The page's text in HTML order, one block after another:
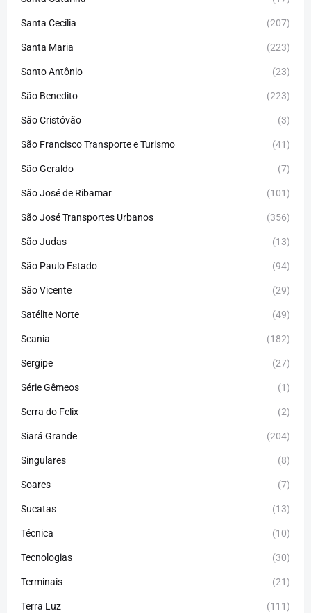
Santa Cecília (207)
Santa Maria (223)
Santo Antônio (23)
São Benedito (223)
São Cristóvão (3)
São Francisco Transporte e Turismo (41)
São Geraldo (7)
São José de Ribamar (101)
São José Transportes Urbanos (356)
São Judas (13)
São Paulo Estado (94)
São Vicente (29)
Satélite Norte (49)
Scania (182)
Sergipe (27)
Série Gêmeos (1)
Serra do Felix (2)
Siará Grande (204)
Singulares (8)
Soares (7)
Sucatas (13)
Técnica (10)
Tecnologias (30)
Terminais (21)
Terra Luz (111)